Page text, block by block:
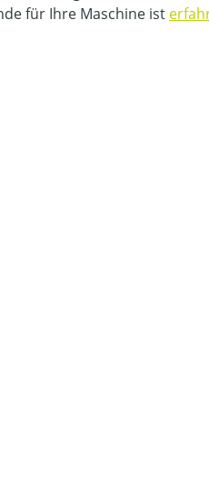
für Ihre Maschine ist